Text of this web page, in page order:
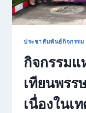
ประชาสัมพันธ์กิจกรรม
กิจกรรมแ
เทียนพรร
เนื่องในเ